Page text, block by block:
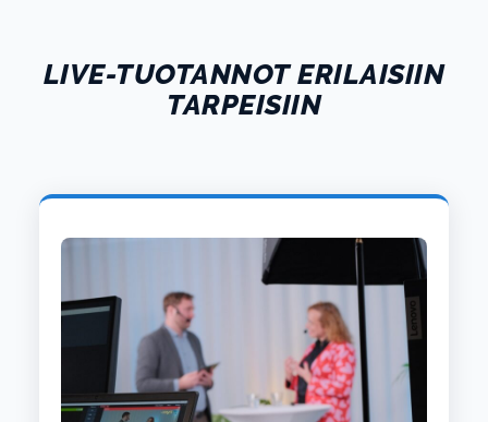
LIVE-TUOTANNOT ERILAISIIN
TARPEISIIN